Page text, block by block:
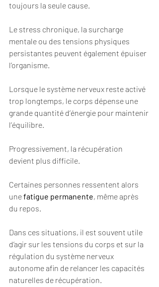
toujours la seule cause.
Le stress chronique, la surcharge
mentale ou des tensions physiques
persistantes peuvent également épuiser
l’organisme.
Lorsque le système nerveux reste activé
trop longtemps, le corps dépense une
grande quantité d’énergie pour maintenir
l’équilibre.
Progressivement, la récupération
devient plus difficile.
Certaines personnes ressentent alors
une fatigue permanente, même après
du repos.
Dans ces situations, il est souvent utile
d’agir sur les tensions du corps et sur la
régulation du système nerveux
autonome afin de relancer les capacités
naturelles de récupération.